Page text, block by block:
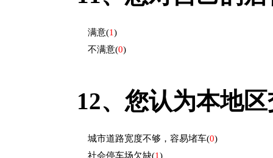
满意(1)
不满意(0)
12、 您认为本地
城市道路宽度不够，容易堵车(0)
社会停车场欠缺(1)